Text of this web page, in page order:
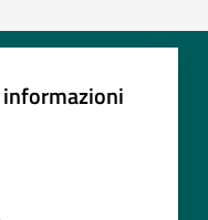
informazioni